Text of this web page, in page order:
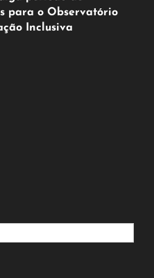
para o Observatório
Inclusiva